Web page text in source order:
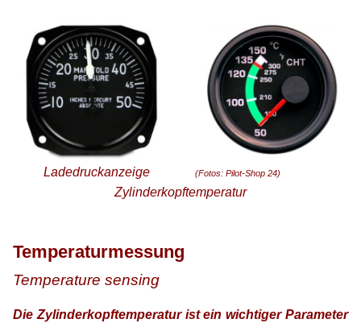
Ladedruckanzeige (Fotos: Pilot-Shop 24)
Zylinderkopftemperatur
Temperaturmessung
Temperature sensing
Die Zylinderkopftemperatur ist ein wichtiger Parameter